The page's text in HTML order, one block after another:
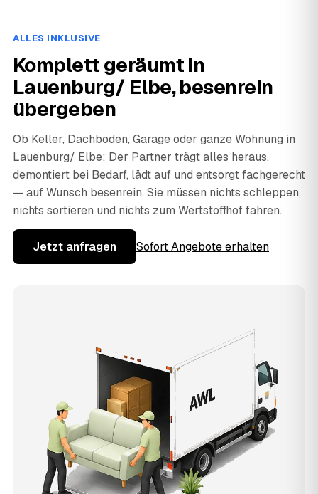
ALLES INKLUSIVE
Komplett geräumt in
Lauenburg/ Elbe, besenrein
übergeben
Ob Keller, Dachboden, Garage oder ganze Wohnung in
Lauenburg/ Elbe: Der Partner trägt alles heraus,
demontiert bei Bedarf, lädt auf und entsorgt fachgerecht
— auf Wunsch besenrein. Sie müssen nichts schleppen,
nichts sortieren und nichts zum Wertstoffhof fahren.
Jetzt anfragen Sofort Angebote erhalten